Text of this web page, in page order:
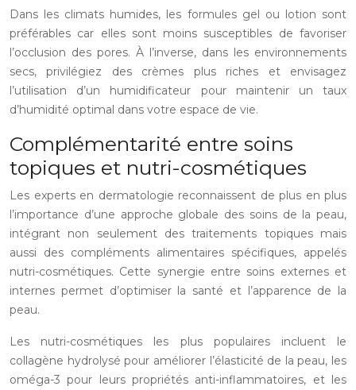
Dans les climats humides, les formules gel ou lotion sont
préférables car elles sont moins susceptibles de favoriser
l’occlusion des pores. À l’inverse, dans les environnements
secs, privilégiez des crèmes plus riches et envisagez
l’utilisation d’un humidificateur pour maintenir un taux
d’humidité optimal dans votre espace de vie.
Complémentarité entre soins
topiques et nutri-cosmétiques
Les experts en dermatologie reconnaissent de plus en plus
l’importance d’une approche globale des soins de la peau,
intégrant non seulement des traitements topiques mais
aussi des compléments alimentaires spécifiques, appelés
nutri-cosmétiques. Cette synergie entre soins externes et
internes permet d’optimiser la santé et l’apparence de la
peau.
Les nutri-cosmétiques les plus populaires incluent le
collagène hydrolysé pour améliorer l’élasticité de la peau, les
oméga-3 pour leurs propriétés anti-inflammatoires, et les